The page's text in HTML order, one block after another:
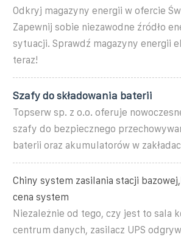
Odkryj magazyny energii w ofercie
Zapewnij sobie niezawodne źródło
sytuacji. Sprawdź magazyny energii
teraz!
Szafy do składowania baterii
Topserw sp. z o.o. oferuje
szafy do bezpiecznego
baterii oraz akumulatorów w
Chiny system zasilania stacji
cena system
Niezależnie od tego, czy jest to sala
centrum danych, zasilacz UPS